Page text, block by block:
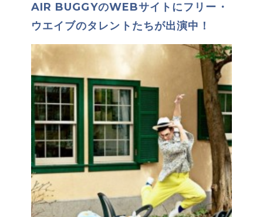
AIR BUGGYのWEBサイトにフリー・
ウエイブのタレントたちが出演中！